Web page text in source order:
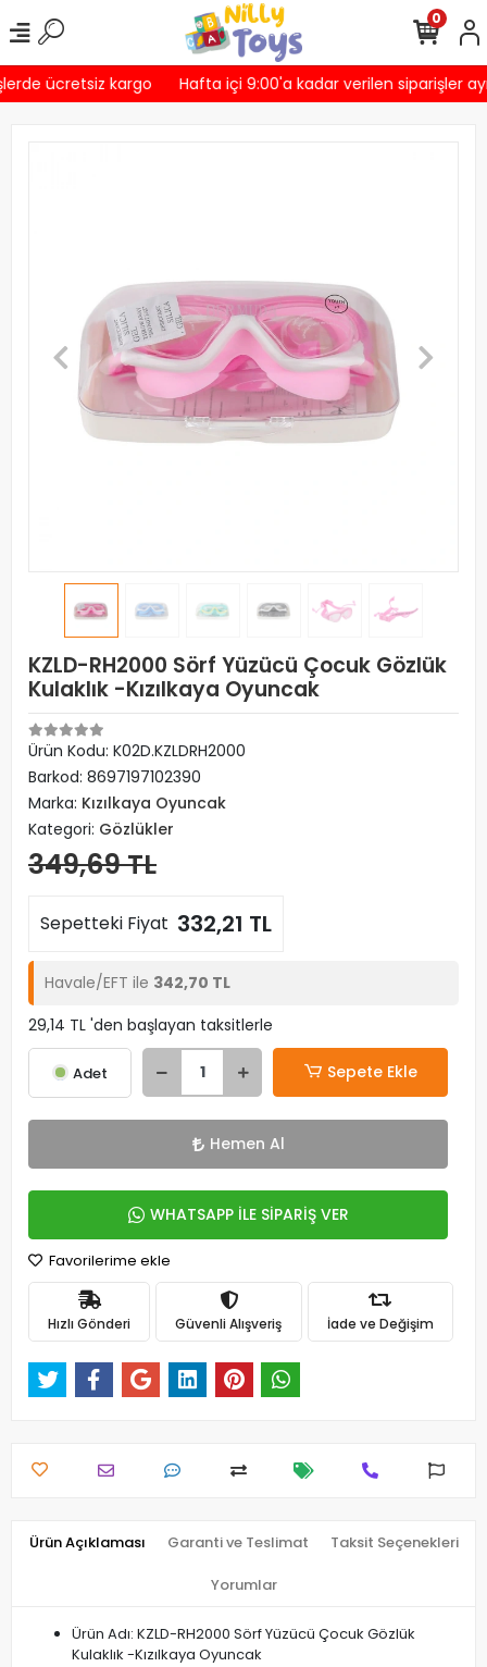
ücretsiz kargo Hafta içi 9:00'a kadar verilen siparişler
0
KZLD-RH2000 Sörf Yüzücü Çocuk Gözlük
Kulaklık -Kızılkaya Oyuncak
Ürün Kodu: K02D.KZLDRH2000
Barkod: 8697197102390
Marka: Kızılkaya Oyuncak
Kategori: Gözlükler
349,69 TL
Sepetteki Fiyat 332,21 TL
Havale/EFT ile 342,70 TL
29,14 TL 'den başlayan taksitlerle
Adet Sepete Ekle
Hemen Al
WHATSAPP İLE SİPARİŞ VER
Favorilerime ekle
Hızlı Gönderi Güvenli Alışveriş İade ve Değişim
Ürün Açıklaması Garanti ve Teslimat Taksit Seçenekleri
Yorumlar
Ürün Adı: KZLD-RH2000 Sörf Yüzücü Çocuk Gözlük
Kulaklık -Kızılkaya Oyuncak